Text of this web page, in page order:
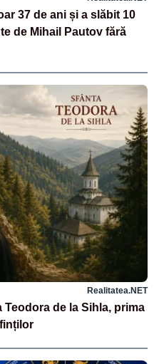
37 de ani și a slăbit 10
de Mihail Pautov fără
Realitatea.NET
de la Sihla, prima